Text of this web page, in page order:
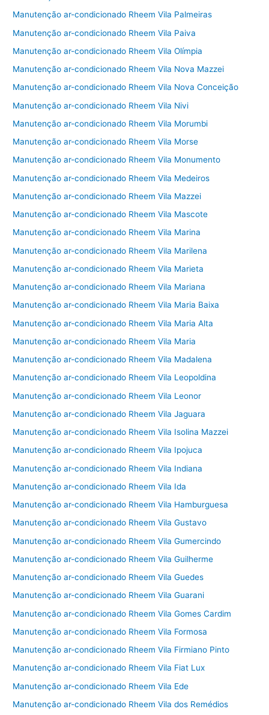
Manutenção ar-condicionado Rheem Vila Palmeiras
Manutenção ar-condicionado Rheem Vila Paiva
Manutenção ar-condicionado Rheem Vila Olímpia
Manutenção ar-condicionado Rheem Vila Nova Mazzei
Manutenção ar-condicionado Rheem Vila Nova Conceição
Manutenção ar-condicionado Rheem Vila Nivi
Manutenção ar-condicionado Rheem Vila Morumbi
Manutenção ar-condicionado Rheem Vila Morse
Manutenção ar-condicionado Rheem Vila Monumento
Manutenção ar-condicionado Rheem Vila Medeiros
Manutenção ar-condicionado Rheem Vila Mazzei
Manutenção ar-condicionado Rheem Vila Mascote
Manutenção ar-condicionado Rheem Vila Marina
Manutenção ar-condicionado Rheem Vila Marilena
Manutenção ar-condicionado Rheem Vila Marieta
Manutenção ar-condicionado Rheem Vila Mariana
Manutenção ar-condicionado Rheem Vila Maria Baixa
Manutenção ar-condicionado Rheem Vila Maria Alta
Manutenção ar-condicionado Rheem Vila Maria
Manutenção ar-condicionado Rheem Vila Madalena
Manutenção ar-condicionado Rheem Vila Leopoldina
Manutenção ar-condicionado Rheem Vila Leonor
Manutenção ar-condicionado Rheem Vila Jaguara
Manutenção ar-condicionado Rheem Vila Isolina Mazzei
Manutenção ar-condicionado Rheem Vila Ipojuca
Manutenção ar-condicionado Rheem Vila Indiana
Manutenção ar-condicionado Rheem Vila Ida
Manutenção ar-condicionado Rheem Vila Hamburguesa
Manutenção ar-condicionado Rheem Vila Gustavo
Manutenção ar-condicionado Rheem Vila Gumercindo
Manutenção ar-condicionado Rheem Vila Guilherme
Manutenção ar-condicionado Rheem Vila Guedes
Manutenção ar-condicionado Rheem Vila Guarani
Manutenção ar-condicionado Rheem Vila Gomes Cardim
Manutenção ar-condicionado Rheem Vila Formosa
Manutenção ar-condicionado Rheem Vila Firmiano Pinto
Manutenção ar-condicionado Rheem Vila Fiat Lux
Manutenção ar-condicionado Rheem Vila Ede
Manutenção ar-condicionado Rheem Vila dos Remédios